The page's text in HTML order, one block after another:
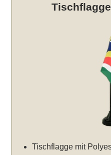
Tischflagge mit